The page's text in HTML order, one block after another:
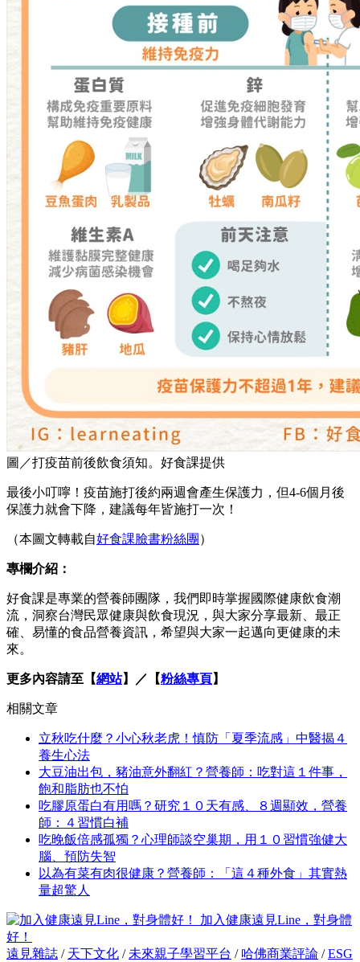
圖／打疫苗前後飲食須知。好食課提供
最後小叮嚀！疫苗施打後約兩週會產生保護力，但4-6個月後
保護力就會下降，建議每年皆施打一次！
（本圖文轉載自好食課臉書粉絲團 ）
專欄介紹：
好食課是專業的營養師團隊，我們即時掌握國際健康飲食潮
流，洞察台灣民眾健康與飲食現況，與大家分享最新、最正
確、易懂的食品營養資訊，希望與大家一起邁向更健康的未
來。
更多內容請至【網站】／【粉絲專頁】
相關文章
立秋吃什麼？小心秋老虎！慎防「夏季流感」中醫揭４
養生心法
大豆油出包，豬油意外翻紅？營養師：吃對這１件事，
飽和脂肪也不怕
吃膠原蛋白有用嗎？研究１０天有感、８週顯效，營養
師：４習慣白補
吃晚飯倍感孤獨？心理師談空巢期，用１０習慣強健大
腦、預防失智
以為有菜有肉很健康？營養師：「這４種外食」其實熱
量超驚人
加入健康遠見Line，對身體
好！
遠見雜誌 / 天下文化 / 未來親子學習平台 / 哈佛商業評論 /ESG